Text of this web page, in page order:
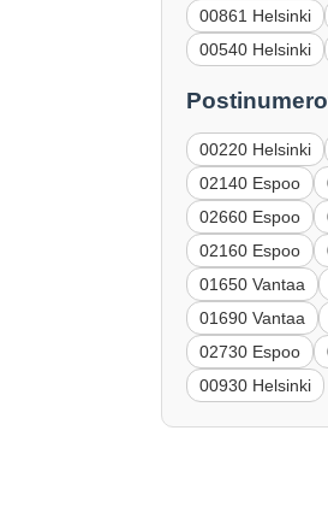
00861 Helsinki
00540 Helsinki
00220 Helsinki
02140 Espoo
02660 Espoo
02160 Espoo
01650 Vantaa
01690 Vantaa
02730 Espoo
00930 Helsinki